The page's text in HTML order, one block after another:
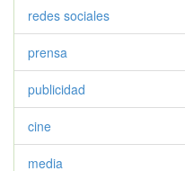
redes sociales
prensa
publicidad
cine
media